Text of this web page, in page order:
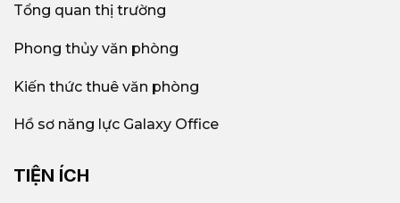
Tổng quan thị trường
Phong thủy văn phòng
Kiến thức thuê văn phòng
Hồ sơ năng lực Galaxy Office
TIỆN ÍCH